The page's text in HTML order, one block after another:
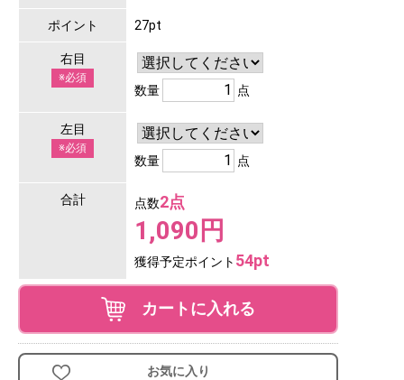
ポイント 27pt
右目
※必須
数量 点
左目
※必須
数量 点
合計 点数2点
1,090円
獲得予定ポイント 54pt
カートに入れる
お気に入り